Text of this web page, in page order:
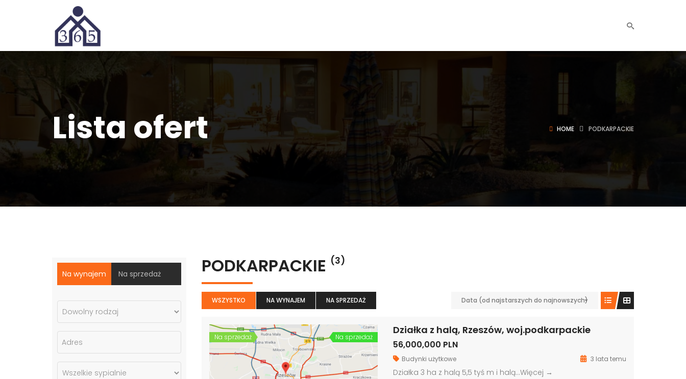
Lista ofert HOME PODKARPACKIE
PODKARPACKIE (3)
WSZYSTKO NA WYNAJEM NA SPRZEDAŻ Data (od najstarszych do najnowszych)
Na sprzedaż Na sprzedaż
Działka z halą, Rzeszów, woj.podkarpackie
56,000,000 PLN
Budynki użytkowe 3 lata temu
Działka 3 ha z halą 5,5 tyś m i halą…Więcej →
Na wynajem Na sprzedaż